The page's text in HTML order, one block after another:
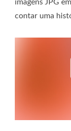
imagens JPG
contar uma